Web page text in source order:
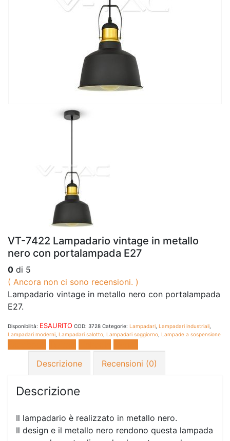
VT-7422 Lampadario vintage in metallo
nero con portalampada E27
0 di 5
( Ancora non ci sono recensioni. )
Lampadario vintage in metallo nero con portalampada
E27.
Disponibilità: ESAURITO COD: 3728 Categorie: Lampadari Lampadari industriali
Lampadari moderni Lampadari salotto Lampadari soggiorno Lampade a sospensione
Descrizione
Recensioni (0)
Descrizione
Il lampadario è realizzato in metallo nero.
Il design e il metallo nero rendono questa lampada